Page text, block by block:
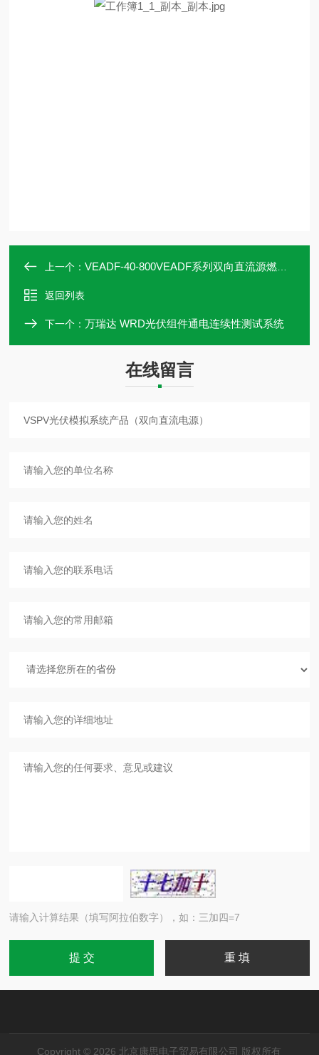
上一个：VEADF-40-800VEADF系列双向直流源燃料电池模拟器
返回列表
下一个：万瑞达 WRD光伏组件通电连续性测试系统
在线留言
请输入计算结果（填写阿拉伯数字），如：三加四=7
Copyright © 2026 北京康思电子贸易有限公司 版权所有